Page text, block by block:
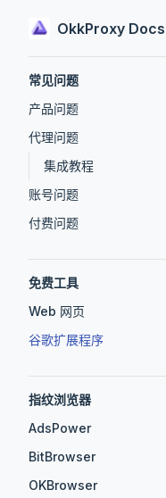
跳到主要内容
OkkProxy Docs
常见问题
产品问题
代理问题
集成教程
账号问题
付费问题
免费工具
Web 网页
谷歌扩展程序
指纹浏览器
AdsPower
BitBrowser
OKBrowser